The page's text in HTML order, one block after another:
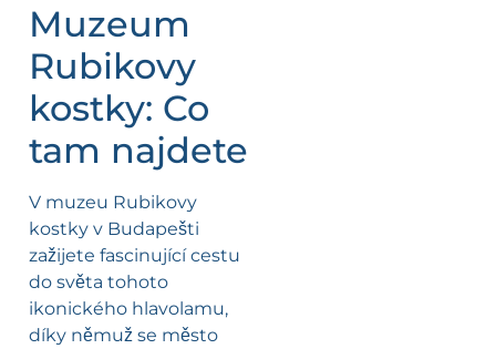
Muzeum
Rubikovy
kostky: Co
tam najdete
V muzeu Rubikovy
kostky v Budapešti
zažijete fascinující cestu
do světa tohoto
ikonického hlavolamu,
díky němuž se město